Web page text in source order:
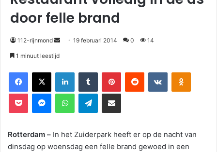
door felle brand
112-rijnmond 19 februari 2014 0 14
1 minuut leestijd
Facebook X LinkedIn Tumblr Pinterest Reddit VKontakte Odnoklassniki
Pocket Messenger WhatsApp Telegram Deel via E-mail
Rotterdam – In het Zuiderpark heeft er op de nacht van
dinsdag op woensdag een felle brand gewoed in een